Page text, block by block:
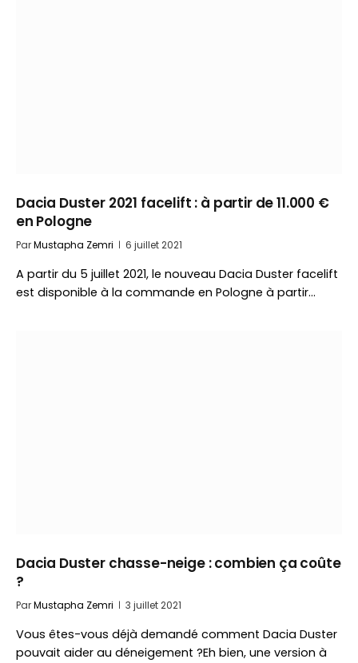
Dacia Duster 2021 facelift : à partir de 11.000 €
en Pologne
ParMustapha Zemri 6 juillet 2021
A partir du 5 juillet 2021, le nouveau Dacia Duster facelift
est disponible à la commande en Pologne à partir…
Dacia Duster chasse-neige : combien ça coûte
?
ParMustapha Zemri 3 juillet 2021
Vous êtes-vous déjà demandé comment Dacia Duster
pouvait aider au déneigement ?Eh bien, une version à